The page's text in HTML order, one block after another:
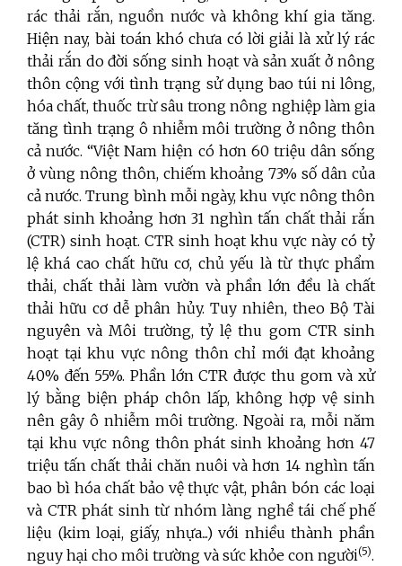
rác thải rắn, nguồn nước và không khí gia tăng.
Hiện nay, bài toán khó chưa có lời giải là xử lý rác
thải rắn do đời sống sinh hoạt và sản xuất ở nông
thôn cộng với tình trạng sử dụng bao túi ni lông,
hóa chất, thuốc trừ sâu trong nông nghiệp làm gia
tăng tình trạng ô nhiễm môi trường ở nông thôn
cả nước. “Việt Nam hiện có hơn 60 triệu dân sống
ở vùng nông thôn, chiếm khoảng 73% số dân của
cả nước. Trung bình mỗi ngày, khu vực nông thôn
phát sinh khoảng hơn 31 nghìn tấn chất thải rắn
(CTR) sinh hoạt. CTR sinh hoạt khu vực này có tỷ
lệ khá cao chất hữu cơ, chủ yếu là từ thực phẩm
thải, chất thải làm vườn và phần lớn đều là chất
thải hữu cơ dễ phân hủy. Tuy nhiên, theo Bộ Tài
nguyên và Môi trường, tỷ lệ thu gom CTR sinh
hoạt tại khu vực nông thôn chỉ mới đạt khoảng
40% đến 55%. Phần lớn CTR được thu gom và xử
lý bằng biện pháp chôn lấp, không hợp vệ sinh
nên gây ô nhiễm môi trường. Ngoài ra, mỗi năm
tại khu vực nông thôn phát sinh khoảng hơn 47
triệu tấn chất thải chăn nuôi và hơn 14 nghìn tấn
bao bì hóa chất bảo vệ thực vật, phân bón các loại
và CTR phát sinh từ nhóm làng nghề tái chế phế
liệu (kim loại, giấy, nhựa...) với nhiều thành phần
nguy hại cho môi trường và sức khỏe con người(5).